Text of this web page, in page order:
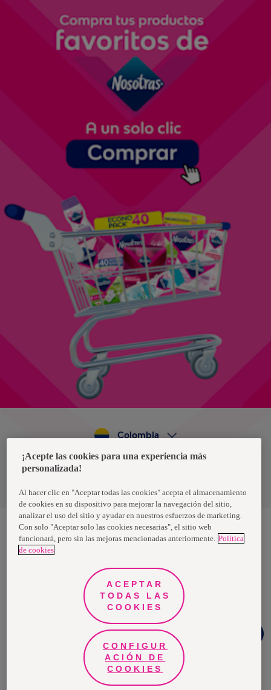
Política de privacidad de datos
Colombia
Nosotras, una marca de Essity - una compañía global líder en
higiene y salud. Cada día, mil millones de personas, en todo el
propósito es romper barreras por el bienestar en beneficio de
consumidores, pacientes, cuidadores, clientes y la sociedad en
general. Vendemos en aproximadamente 150 países bajo las
principales marcas globales TENA y Tork, así como otras marcas
como Actimove, Cutimed, JOBST, Knix, Leukoplast, Libero, Libresse,
Lotus, Modibodi, Nosotras, Saba, Tempo, TOM Organic y Zewa. En
2024, Essity tuvo ventas de aproximadamente 13 mil millones de
euros y empleó a 36,000 personas. La sede de la compañía está
ubicada en Estocolmo, Suecia, y Essity cotiza en Nasdaq Estocolmo.
Más información enwww.essity.com.
¡Acepte las cookies para una experiencia más
personalizada!
Al hacer clic en "Aceptar todas las cookies" acepta el almacenamiento
de cookies en su dispositivo para mejorar la navegación del sitio,
analizar el uso del sitio y ayudar en nuestros esfuerzos de marketing.
Con solo "Aceptar solo las cookies necesarias", el sitio web
funcionará, pero sin las mejoras mencionadas anteriormente. Política
de cookies
ACEPTAR
TODAS LAS
COOKIES
CONFIGUR
ACIÓN DE
COOKIES